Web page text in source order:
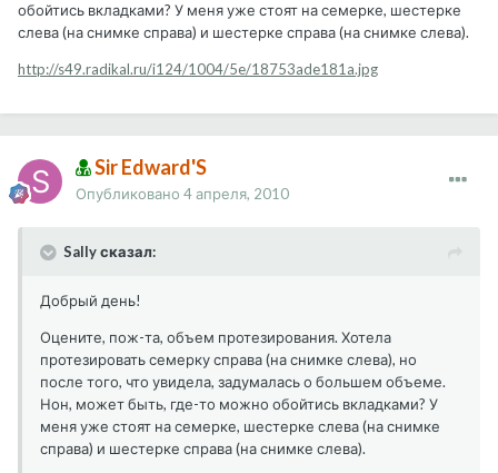
обойтись вкладками? У меня уже стоят на семерке, шестерке
слева (на снимке справа) и шестерке справа (на снимке слева).
http://s49.radikal.ru/i124/1004/5e/18753ade181a.jpg
Sir Edward'S
Опубликовано 4 апреля, 2010
Sally сказал:
Добрый день!
Оцените, пож-та, объем протезирования. Хотела
протезировать семерку справа (на снимке слева), но
после того, что увидела, задумалась о большем объеме.
Нон, может быть, где-то можно обойтись вкладками? У
меня уже стоят на семерке, шестерке слева (на снимке
справа) и шестерке справа (на снимке слева).